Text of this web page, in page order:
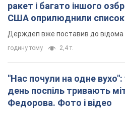
ракет і багато іншого
США оприлюднили список
Держдеп вже поставив до відома
годину тому 2,4 т.
"Нас почули на одне вухо":
день поспіль тривають
Федорова. Фото і відео